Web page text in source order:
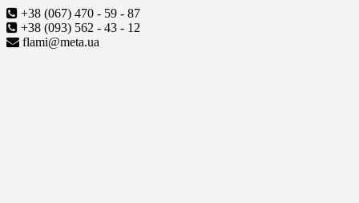
+38 (067) 470 - 59 - 87
+38 (093) 562 - 43 - 12
flami@meta.ua